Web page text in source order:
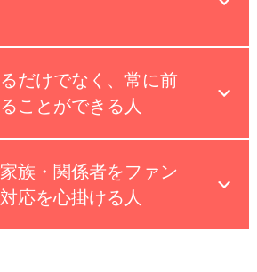
だけでなく、常に前
ことができる人
族・関係者をファン
応を心掛ける人